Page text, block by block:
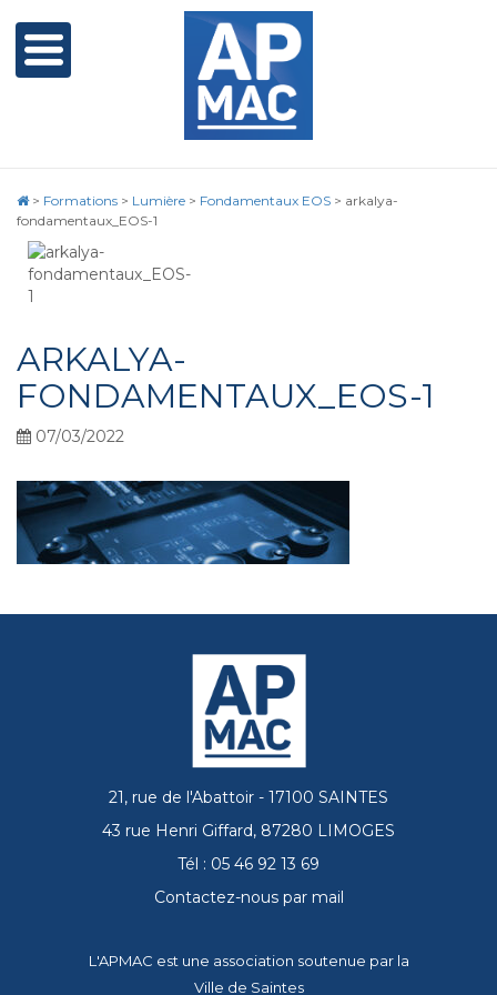
> Formations > Lumière > Fondamentaux EOS > arkalya-
fondamentaux_EOS-1
ARKALYA-
FONDAMENTAUX_EOS-1
07/03/2022
21, rue de l'Abattoir - 17100 SAINTES
43 rue Henri Giffard, 87280 LIMOGES
Tél : 05 46 92 13 69
Contactez-nous par mail
L'APMAC est une association soutenue par la
Ville de Saintes